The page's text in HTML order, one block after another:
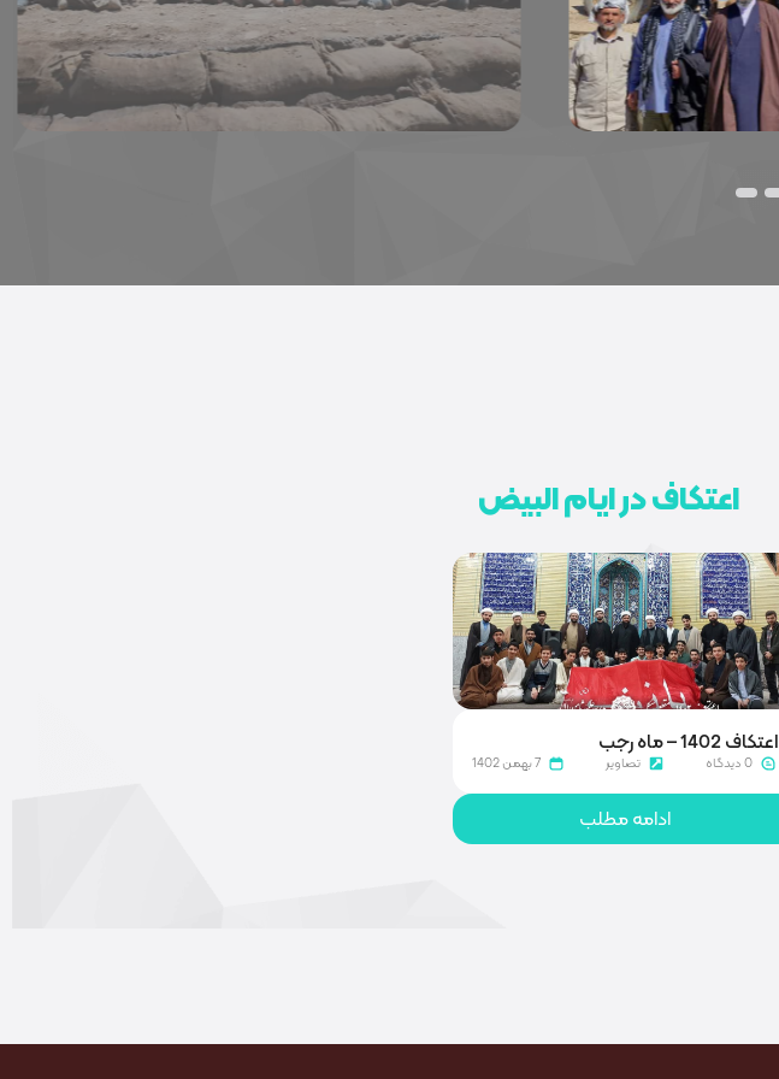
سیکل
3
اعتکاف در ایام البیض
اعتکاف 1402 – ماه رجب
0 دیدگاه تصاویر 7 بهمن 1402
ادامه مطلب